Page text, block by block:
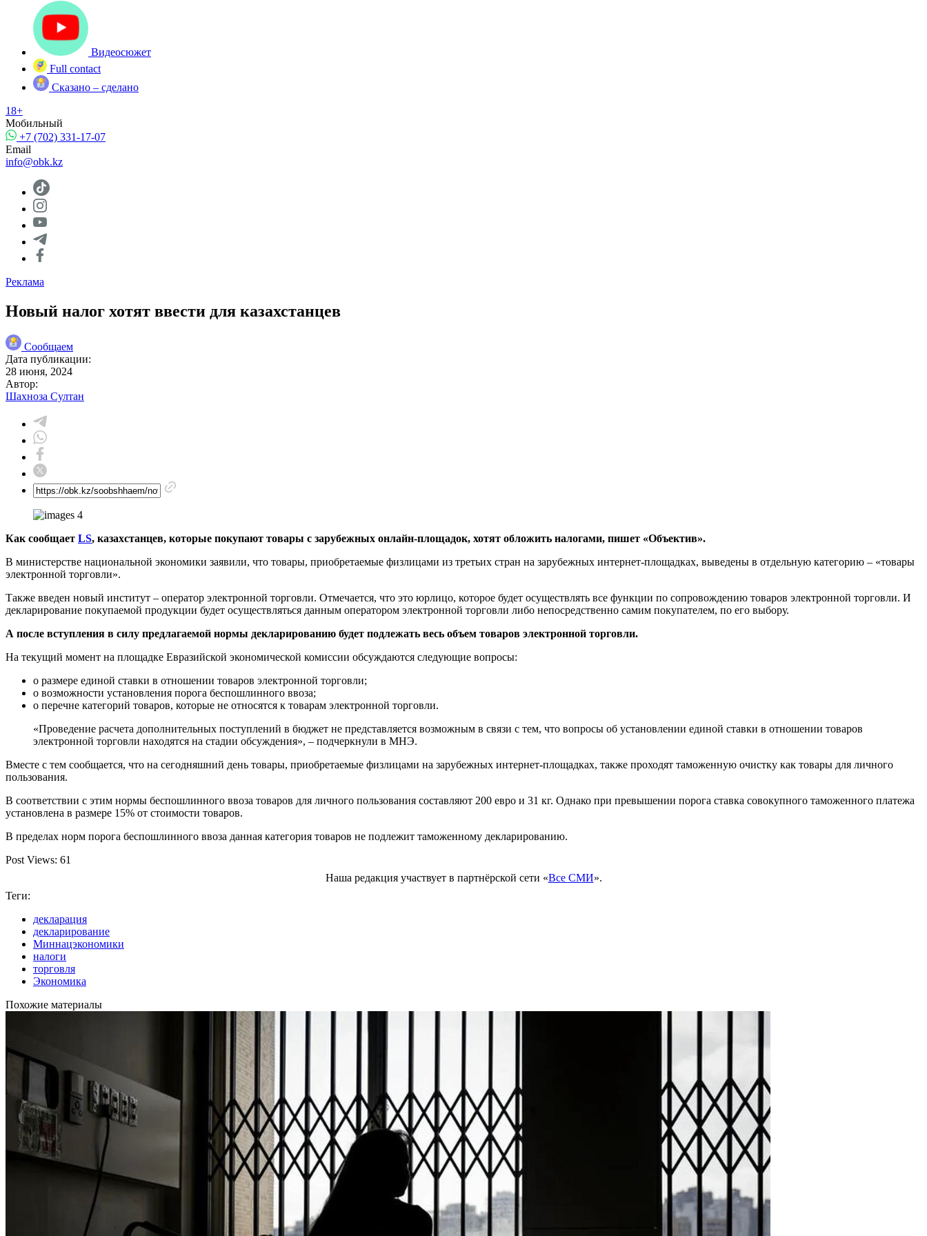
Видеосюжет
Full contact
Сказано – сделано
18+
Мобильный
+7 (702) 331-17-07
Email
info@obk.kz
Реклама
Новый налог хотят ввести для казахстанцев
Сообщаем
Дата публикации:
28 июня, 2024
Автор:
Шахноза Султан
Как сообщает LS, казахстанцев, которые покупают товары с зарубежных онлайн-площадок, хотят обложить налогами, пишет «Объектив».
В министерстве национальной экономики заявили, что товары, приобретаемые физлицами из третьих стран на зарубежных интернет-площадках, выведены в отдельную категорию – «товары
электронной торговли».
Также введен новый институт – оператор электронной торговли. Отмечается, что это юрлицо, которое будет осуществлять все функции по сопровождению товаров электронной торговли. И
декларирование покупаемой продукции будет осуществляться данным оператором электронной торговли либо непосредственно самим покупателем, по его выбору.
А после вступления в силу предлагаемой нормы декларированию будет подлежать весь объем товаров электронной торговли.
На текущий момент на площадке Евразийской экономической комиссии обсуждаются следующие вопросы:
о размере единой ставки в отношении товаров электронной торговли;
о возможности установления порога беспошлинного ввоза;
о перечне категорий товаров, которые не относятся к товарам электронной торговли.
«Проведение расчета дополнительных поступлений в бюджет не представляется возможным в связи с тем, что вопросы об установлении единой ставки в отношении товаров
электронной торговли находятся на стадии обсуждения», – подчеркнули в МНЭ.
Вместе с тем сообщается, что на сегодняшний день товары, приобретаемые физлицами на зарубежных интернет-площадках, также проходят таможенную очистку как товары для личного
пользования.
В соответствии с этим нормы беспошлинного ввоза товаров для личного пользования составляют 200 евро и 31 кг. Однако при превышении порога ставка совокупного таможенного платежа
установлена в размере 15% от стоимости товаров.
В пределах норм порога беспошлинного ввоза данная категория товаров не подлежит таможенному декларированию.
Post Views: 61
Наша редакция участвует в партнёрской сети «Все СМИ».
Теги:
декларация
декларирование
Миннацэкономики
налоги
торговля
Экономика
Похожие материалы